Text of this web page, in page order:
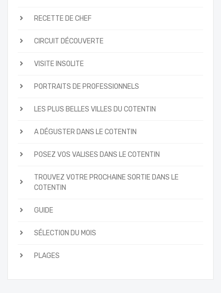
RECETTE DE CHEF
CIRCUIT DÉCOUVERTE
VISITE INSOLITE
PORTRAITS DE PROFESSIONNELS
LES PLUS BELLES VILLES DU COTENTIN
A DÉGUSTER DANS LE COTENTIN
POSEZ VOS VALISES DANS LE COTENTIN
TROUVEZ VOTRE PROCHAINE SORTIE DANS LE
COTENTIN
GUIDE
SÉLECTION DU MOIS
PLAGES